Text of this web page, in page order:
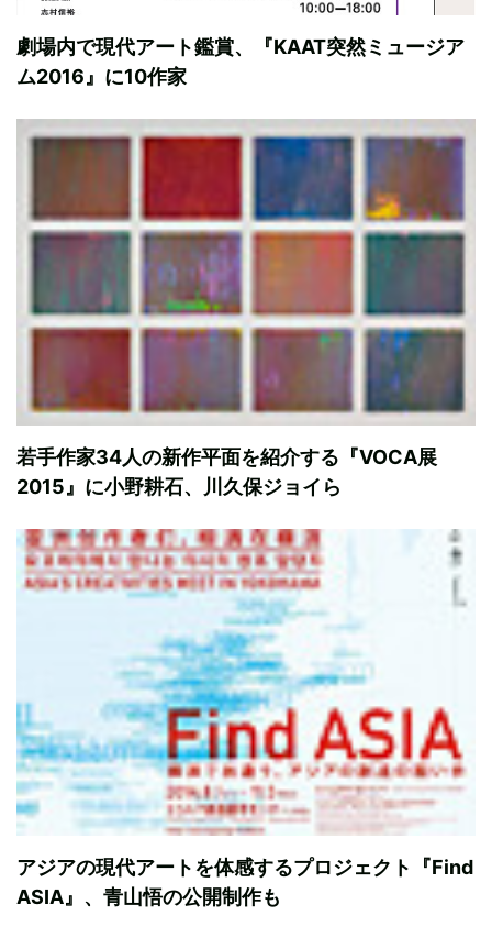
劇場内で現代アート鑑賞、『KAAT突然ミュージア
ム2016』に10作家
若手作家34人の新作平面を紹介する『VOCA展
2015』に小野耕石、川久保ジョイら
アジアの現代アートを体感するプロジェクト『Find
ASIA』、青山悟の公開制作も